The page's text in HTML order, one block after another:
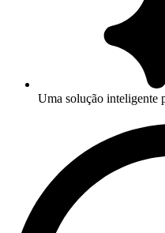
Uma solução inteligente